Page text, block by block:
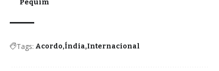
Pequim
Tags: Acordo Índia Internacional